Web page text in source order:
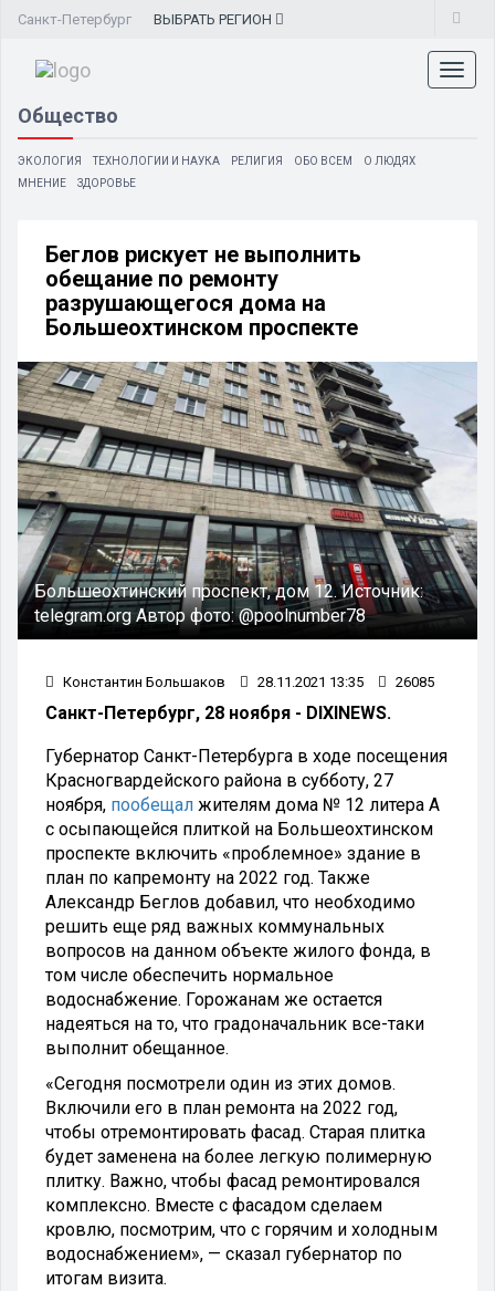
Санкт-Петербург ВЫБРАТЬ РЕГИОН
Общество
ЭКОЛОГИЯ ТЕХНОЛОГИИ И НАУКА РЕЛИГИЯ ОБО ВСЕМ
О ЛЮДЯХ
МНЕНИЕ
ЗДОРОВЬЕ
Беглов рискует не выполнить
обещание по ремонту
разрушающегося дома на
Большеохтинском проспекте
Большеохтинский проспект, дом 12.Источник:
telegram.orgАвтор фото:@poolnumber78
Константин Большаков 28.11.2021 13:35 26085
Санкт-Петербург, 28 ноября - DIXINEWS.
Губернатор Санкт-Петербурга в ходе посещения
Красногвардейского района в субботу, 27
ноября, пообещал жителям дома № 12 литера А
с осыпающейся плиткой на Большеохтинском
проспекте включить «проблемное» здание в
план по капремонту на 2022 год. Также
Александр Беглов добавил, что необходимо
решить еще ряд важных коммунальных
вопросов на данном объекте жилого фонда, в
том числе обеспечить нормальное
водоснабжение. Горожанам же остается
надеяться на то, что градоначальник все-таки
выполнит обещанное.
«Сегодня посмотрели один из этих домов.
Включили его в план ремонта на 2022 год,
чтобы отремонтировать фасад. Старая плитка
будет заменена на более легкую полимерную
плитку. Важно, чтобы фасад ремонтировался
комплексно. Вместе с фасадом сделаем
кровлю, посмотрим, что с горячим и холодным
водоснабжением», — сказал губернатор по
итогам визита.